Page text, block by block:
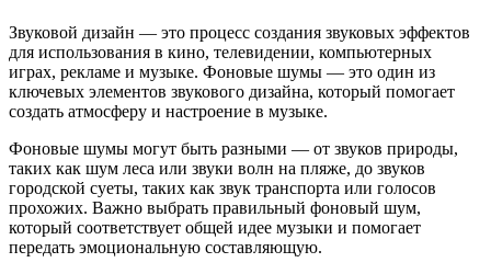
Звуковой дизайн — это процесс создания звуковых эффектов
для использования в кино, телевидении, компьютерных
играх, рекламе и музыке. Фоновые шумы — это один из
ключевых элементов звукового дизайна, который помогает
создать атмосферу и настроение в музыке.
Фоновые шумы могут быть разными — от звуков природы,
таких как шум леса или звуки волн на пляже, до звуков
городской суеты, таких как звук транспорта или голосов
прохожих. Важно выбрать правильный фоновый шум,
который соответствует общей идее музыки и помогает
передать эмоциональную составляющую.